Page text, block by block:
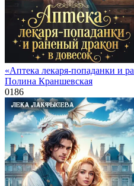
«Аптека лекаря-попаданки и
Полина Краншевская
0186